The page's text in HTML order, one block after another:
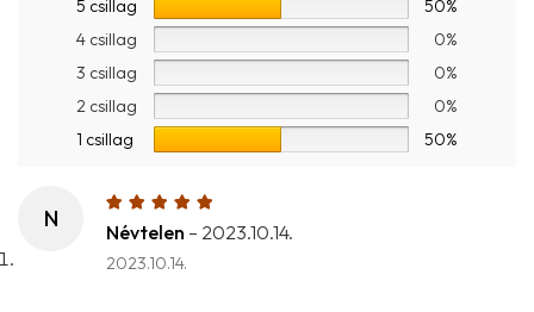
5 csillag
50%
4 csillag
0%
3 csillag
0%
2 csillag
0%
1 csillag
50%
N
Névtelen – 2023.10.14.
2023.10.14.